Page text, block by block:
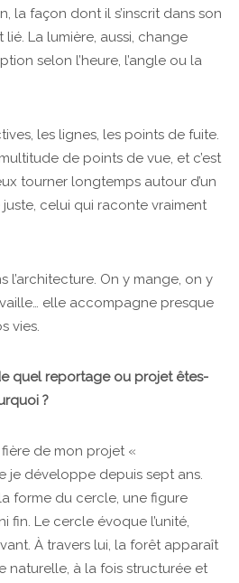
la façon dont il s’inscrit dans son
La lumière, aussi, change
selon l’heure, l’angle ou la
les lignes, les points de fuite.
de points de vue, et c’est
tourner longtemps autour d’un
celui qui raconte vraiment
l’architecture. On y mange, on y
elle accompagne presque
vies.
quel reportage ou projet êtes-
?
de mon projet «
je développe depuis sept ans.
forme du cercle, une figure
fin. Le cercle évoque l’unité,
À travers lui, la forêt apparaît
naturelle, à la fois structurée et